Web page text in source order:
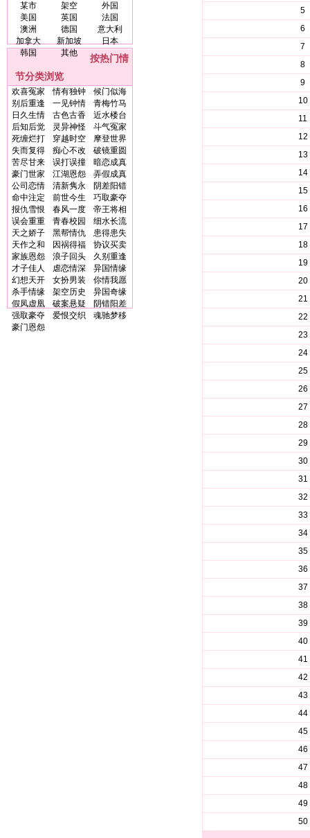
某市
架空
外国
美国
英国
法国
澳洲
德国
意大利
加拿大
新加坡
日本
韩国
其他
按热门情
节分类浏览
欢喜冤家 情有独钟
候门似海
别后重逢
一见钟情
青梅竹马
日久生情
古色古香
近水楼台
后知后觉
灵异神怪
斗气冤家
死缠烂打
穿越时空
摩登世界
失而复得
痴心不改
破镜重圆
苦尽甘来
误打误撞
暗恋成真
豪门世家
江湖恩怨
弄假成真
公司恋情
清新隽永
阴差阳错
命中注定
前世今生
巧取豪夺
报仇雪恨
春风一度
帝王将相
误会重重
青春校园
细水长流
天之娇子
黑帮情仇
患得患失
天作之和
因祸得福
协议买卖
家族恩怨
浪子回头
久别重逢
才子佳人
虐恋情深
异国情缘
幻想天开
女扮男装
你情我愿
杀手情缘
架空历史
异国奇缘
假凤虚凰
破案悬疑
阴错阳差
强取豪夺
爱恨交织
魂驰梦移
豪门恩怨
5
6
7
8
9
10
11
12
13
14
15
16
17
18
19
20
21
22
23
24
25
26
27
28
29
30
31
32
33
34
35
36
37
38
39
40
41
42
43
44
45
46
47
48
49
50